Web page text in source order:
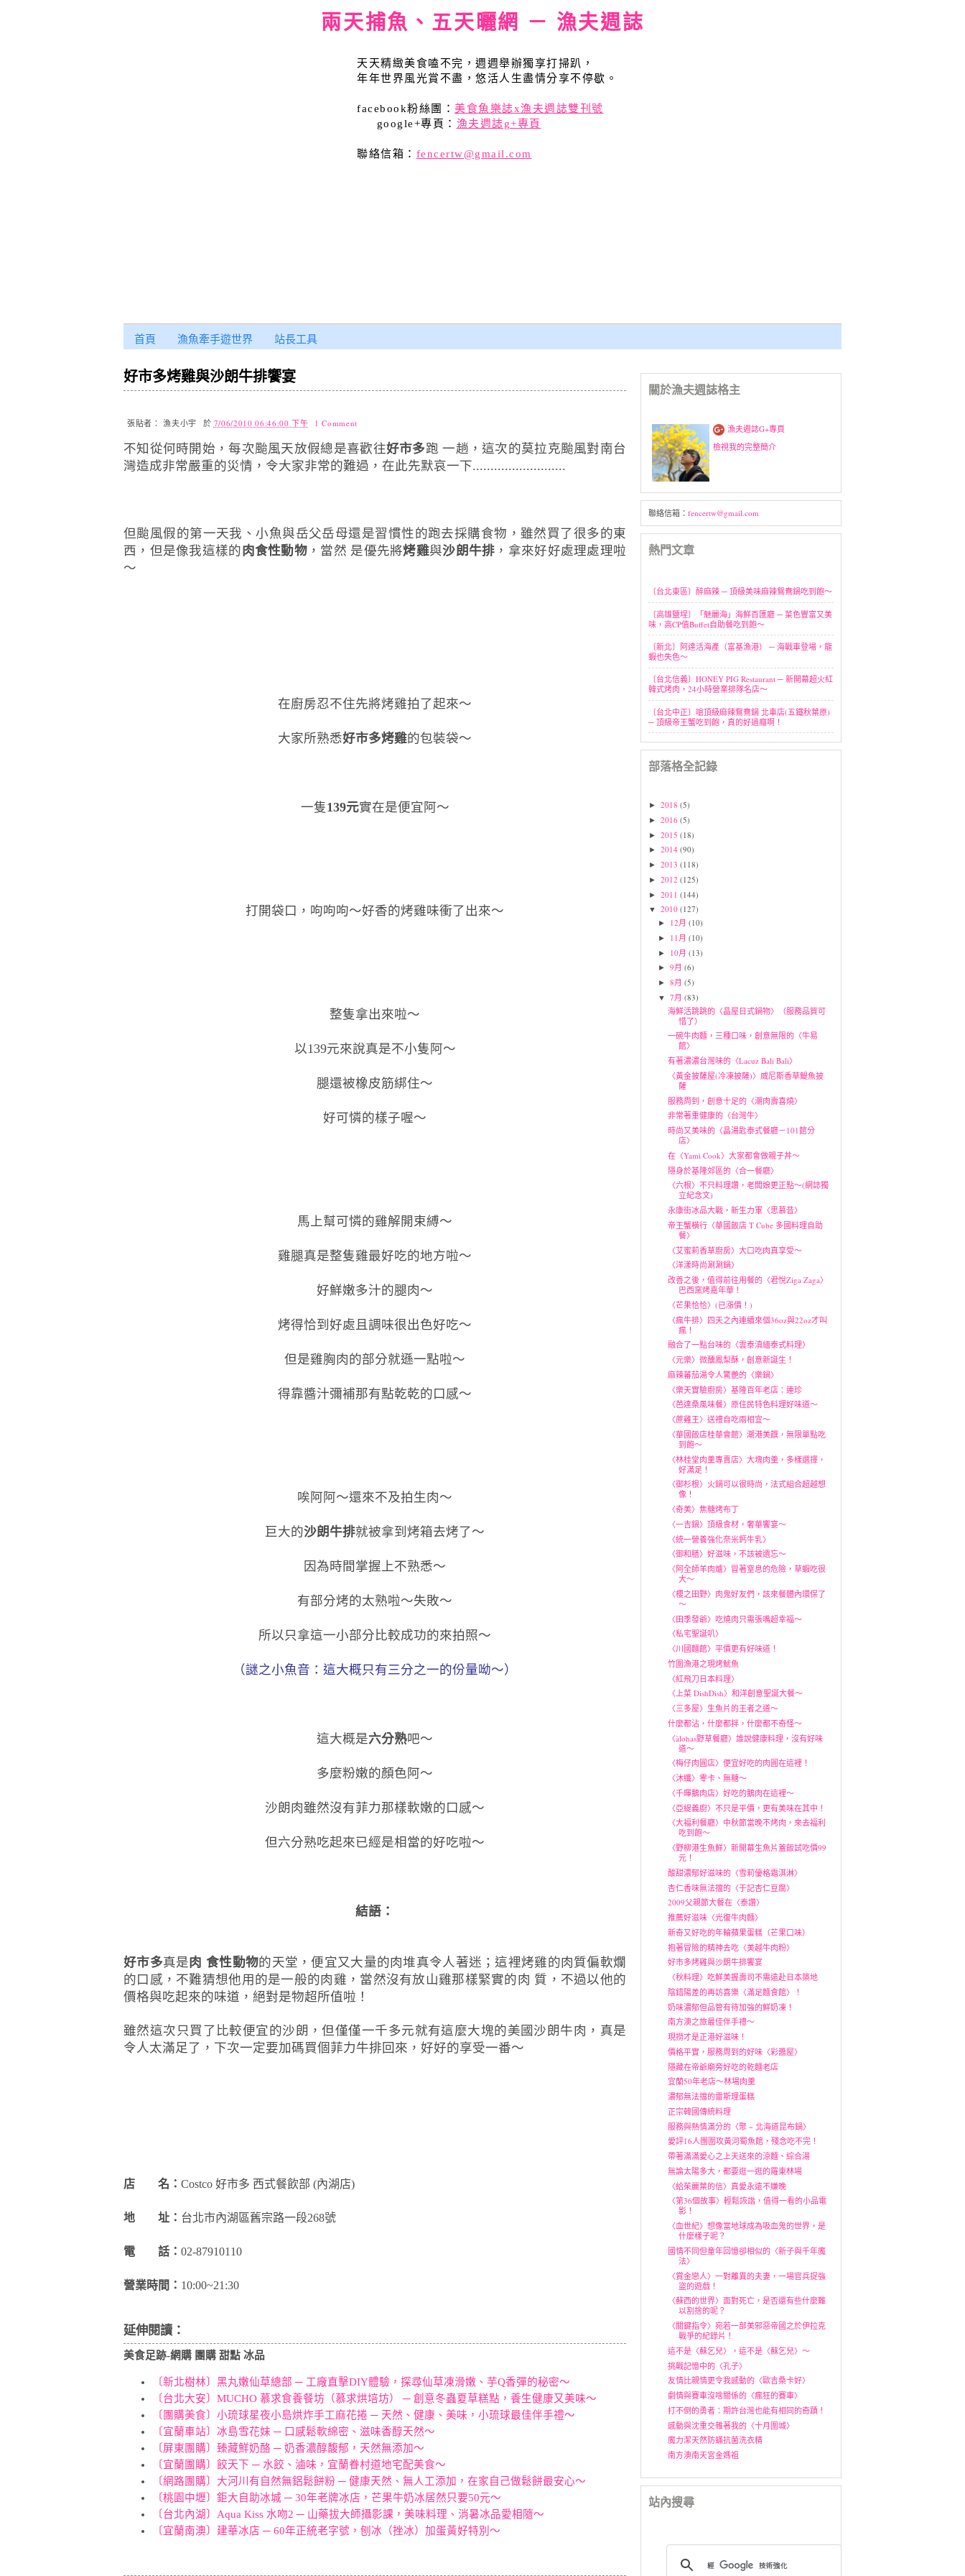
兩天捕魚、五天曬網 － 漁夫週誌
天天精緻美食嗑不完，週週舉辦獨享打掃趴，
年年世界風光賞不盡，悠活人生盡情分享不停歇。
facebook粉絲團： 美食魚樂誌x漁夫週誌雙刊號
google+專頁： 漁夫週誌g+專頁
聯絡信箱： fencertw@gmail.com
首頁 漁魚牽手遊世界 站長工具
好市多烤雞與沙朗牛排饗宴
張貼者：漁夫小宇 於 7/06/2010 06:46:00 下午 1 Comment
不知從何時開始，每次颱風天放假總是喜歡往好市多跑 一趟，這次的莫拉克颱風對南台
灣造成非常嚴重的災情，令大家非常的難過，在此先默哀一下..........................
但颱風假的第一天我、小魚與岳父岳母還是習慣性的跑去採購食物，雖然買了很多的東
西，但是像我這樣的肉食性動物 ，當然 是優先將烤雞與沙朗牛排 ，拿來好好處理處理啦
～
在廚房忍不住先將烤雞拍了起來～
大家所熟悉好市多烤雞的包裝袋～
一隻139元實在是便宜阿～
打開袋口，呴呴呴～好香的烤雞味衝了出來～
整隻拿出來啦～
以139元來說真是不小隻阿～
腿還被橡皮筋綁住～
好可憐的樣子喔～
馬上幫可憐的雞解開束縛～
雞腿真是整隻雞最好吃的地方啦～
好鮮嫩多汁的腿肉～
烤得恰到好處且調味很出色好吃～
但是雞胸肉的部分就遜一點啦～
得靠醬汁彌補那有點乾乾的口感～
唉阿阿～還來不及拍生肉～
巨大的沙朗牛排就被拿到烤箱去烤了～
因為時間掌握上不熟悉～
有部分烤的太熟啦～失敗～
所以只拿這一小部分比較成功的來拍照～
（謎之小魚音：這大概只有三分之一的份量呦～）
這大概是六分熟吧～
多麼粉嫩的顏色阿～
沙朗肉雖然沒有菲力那樣軟嫩的口感～
但六分熟吃起來已經是相當的好吃啦～
結語：
好市多真是肉 食性動物的天堂，便宜又大量的肉堆真令人著迷；這裡烤雞的肉質偏軟爛
的口感，不難猜想他用的是一般的肉雞，當然沒有放山雞那樣緊實的肉 質，不過以他的
價格與吃起來的味道，絕對是物超所值啦！
雖然這次只買了比較便宜的沙朗，但僅僅一千多元就有這麼大塊的美國沙朗牛肉，真是
令人太滿足了，下次一定要加碼買個菲力牛排回來，好好的享受一番～
店 名： Costco 好市多 西式餐飲部 (內湖店)
地 址： 台北市內湖區舊宗路一段268號
電 話： 02-87910110
營業時間： 10:00~21:30
延伸閱讀：
美食足跡-網購 團購 甜點 冰品
〔新北樹林〕黑丸嫩仙草總部 ─ 工廠直擊DIY體驗，探尋仙草凍滑嫩、芋Q香彈的秘密～
〔台北大安〕MUCHO 慕求食養餐坊（慕求烘培坊） ─ 創意冬蟲夏草糕點，養生健康又美味～
〔團購美食〕小琉球星夜小島烘炸手工麻花捲 ─ 天然、健康、美味，小琉球最佳伴手禮～
〔宜蘭車站〕冰島雪花妹 ─ 口感鬆軟綿密、滋味香醇天然～
〔屏東團購〕臻藏鮮奶酪 ─ 奶香濃醇馥郁，天然無添加～
〔宜蘭團購〕餃天下 ─ 水餃、滷味，宜蘭眷村道地宅配美食～
〔網路團購〕大河川有自然無鋁鬆餅粉 ─ 健康天然、無人工添加，在家自己做鬆餅最安心～
〔桃園中壢〕鉅大自助冰城 ─ 30年老牌冰店，芒果牛奶冰居然只要50元～
〔台北內湖〕Aqua Kiss 水吻2 ─ 山藥拔大師攝影課，美味料理、消暑冰品愛相隨～
〔宜蘭南澳〕建華冰店 ─ 60年正統老字號，刨冰（挫冰）加蛋黃好特別～
關於漁夫週誌格主
漁夫週誌G+專頁
檢視我的完整簡介
聯絡信箱： fencertw@gmail.com
熱門文章
〔台北東區〕醉麻辣 ─ 頂級美味麻辣鴛鴦鍋吃到飽～
〔高雄鹽埕〕「魅麗海」海鮮百匯廳 ─ 菜色豐富又美
味，高CP值Buffet自助餐吃到飽～
〔新北〕阿達活海產（富基漁港） ─ 海戰車登場，龍
蝦也失色～
〔台北信義〕HONEY PIG Restaurant ─ 新開幕超火紅
韓式烤肉，24小時營業排隊名店～
〔台北中正〕嗆頂級麻辣鴛鴦鍋 北車店(五鐵秋葉原)
─ 頂級帝王蟹吃到飽，真的好過癮啊！
部落格全記錄
► 2018 (5)
► 2016 (5)
► 2015 (18)
► 2014 (90)
► 2013 (118)
► 2012 (125)
► 2011 (144)
▼ 2010 (127)
► 12月(10)
► 11月(10)
► 10月(13)
►9月(6)
►8月(5)
▼7月(83)
海鮮活跳跳的〈晶屋日式鍋物〉（服務品質可
惜了）
一碗牛肉麵，三種口味，創意無限的〈牛易
館〉
有著濃濃台灣味的〈Lacuz Bali Bali〉
〈黃金披薩屋(冷凍披薩)〉威尼斯香草鯷魚披
薩
服務周到，創意十足的〈潮肉壽喜燒〉
非常著重健康的〈台灣牛〉
時尚又美味的〈晶湯匙泰式餐廳－101館分
店〉
在〈Yami Cook〉大家都會做親子丼～
隱身於基隆郊區的〈合一餐廳〉
〈六根〉不只料理讚，老闆娘更正點～(網誌獨
立紀念文)
永康街冰品大戰，新生力軍〈思慕昔〉
帝王蟹橫行〈華國飯店 T Cube 多國料理自助
餐〉
〈艾蜜莉香草廚房〉大口吃肉真享受～
〈洋漾時尚涮涮鍋〉
改善之後，值得前往用餐的〈君悅Ziga Zaga〉
巴西窯烤嘉年華！
〈芒果恰恰〉(已漲價！)
〈瘋牛排〉四天之內連續來個36oz與22oz才叫
瘋！
融合了一點台味的〈雲泰滇緬泰式料理〉
〈元樂〉微醺鳳梨酥，創意新誕生！
麻辣蕃茄湯令人驚艷的〈樂鍋〉
〈樂天實驗廚房〉基隆百年老店：連珍
〈芭達桑風味餐〉原住民特色料理好味道～
〈蔗雞王〉送禮自吃兩相宜～
〈華國飯店桂華會館〉潮港美饌，無限單點吃
到飽～
〈林桂堂肉羹專賣店〉大塊肉羹，多樣選擇，
好滿足！
〈御杉根〉火鍋可以很時尚，法式組合超越想
像！
〈奇美〉焦糖烤布丁
〈一吉鍋〉頂級食材，奢華饗宴～
〈統一營養強化奈米鈣牛乳〉
〈御和膳〉好滋味，不該被遺忘～
〈阿全師羊肉爐〉冒著窒息的危險，草蝦吃很
大～
〈櫻之田野〉肉鬼好友們，該來餐體內環保了
～
〈田季發爺〉吃燒肉只需張嘴超幸福～
〈私宅聖誕叭〉
〈川國麵館〉平價更有好味道！
竹圍漁港之現烤魷魚
〈紅飛刀日本料理〉
〈上菜 DishDish〉和洋創意聖誕大餐～
〈三多屋〉生魚片的王者之道～
什麼都沾，什麼都拌，什麼都不奇怪～
〈àlohas野草餐廳〉誰說健康料理，沒有好味
道～
〈梅仔肉圓店〉便宜好吃的肉圓在這裡！
〈沐纖〉零卡、無糖～
〈千暉鵝肉店〉好吃的鵝肉在這裡～
〈亞緹義廚〉不只是平價，更有美味在其中！
〈大福利餐廳〉中秋節當晚不烤肉，來去福利
吃到飽～
〈野柳港生魚鮮〉新開幕生魚片蓋飯試吃價99
元！
酸甜濃郁好滋味的〈雪莉優格霜淇淋〉
杏仁香味無法擋的〈于記杏仁豆腐〉
2009父親節大餐在〈泰讚〉
推薦好滋味〈光復牛肉麵〉
新奇又好吃的年輪蘋果蛋糕（芒果口味）
抱著冒險的精神去吃〈美越牛肉粉〉
好市多烤雞與沙朗牛排饗宴
〈秋料理〉吃鮮美握壽司不需遠赴日本築地
陰錯陽差的再訪喜樂〈滿足麵食館〉！
奶味濃郁但品管有待加強的鮮奶凍！
南方澳之旅最佳伴手禮～
現撈才是正港好滋味！
價格平實，服務周到的好味〈彩醬屋〉
隱藏在帝爺廟旁好吃的乾麵老店
宜蘭50年老店～林場肉羹
濃郁無法擋的雷斯理蛋糕
正宗韓國傳統料理
服務與熱情滿分的〈聚 ~ 北海道昆布鍋〉
愛評16人團圍攻黃河蜀魚館，殘念吃不完！
帶著滿滿愛心之上天送來的涼麵、綜合湯
無論太陽多大，都要逛一逛的羅東林場
〈給茱麗葉的信〉真愛永遠不嫌晚
〈第36個故事〉輕鬆詼諧，值得一看的小品電
影！
〈血世紀〉想像當地球成為吸血鬼的世界，是
什麼樣子呢？
國情不同但童年回憶卻相似的〈新子與千年魔
法〉
〈賞金戀人〉一對離異的夫妻，一場官兵捉強
盜的遊戲！
〈蘇西的世界〉面對死亡，是否還有些什麼難
以割捨的呢？
〈關鍵指令〉宛若一部美邪惡帝國之於伊拉克
戰爭的紀錄片！
這不是〈蘇乞兒〉，這不是〈蘇乞兒〉～
挑戰記憶中的〈孔子〉
友情比親情更令我感動的〈歐吉桑卡好〉
劇情與賽車沒啥關係的〈瘋狂的賽車〉
打不倒的勇者：期許台灣也能有相同的奇蹟！
感動與沈重交雜著我的〈十月圍城〉
魔力潔天然防蟎抗菌洗衣精
南方澳南天宮金媽祖
站內搜尋